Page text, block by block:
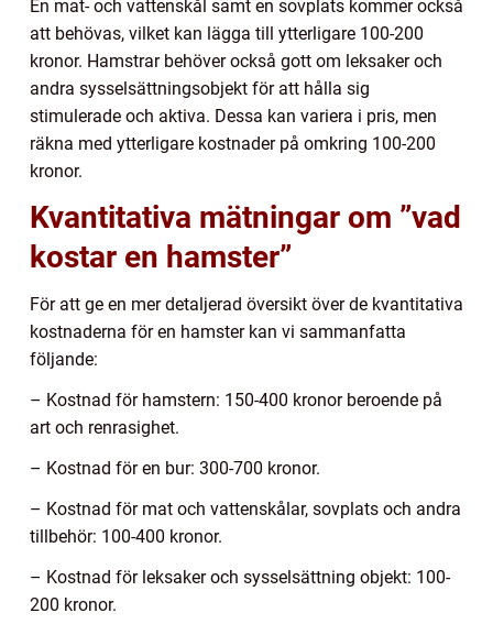
En mat- och vattenskål samt en sovplats kommer också
att behövas, vilket kan lägga till ytterligare 100-200
kronor. Hamstrar behöver också gott om leksaker och
andra sysselsättningsobjekt för att hålla sig
stimulerade och aktiva. Dessa kan variera i pris, men
räkna med ytterligare kostnader på omkring 100-200
kronor.
Kvantitativa mätningar om ”vad
kostar en hamster”
För att ge en mer detaljerad översikt över de kvantitativa
kostnaderna för en hamster kan vi sammanfatta
följande:
– Kostnad för hamstern: 150-400 kronor beroende på
art och renrasighet.
– Kostnad för en bur: 300-700 kronor.
– Kostnad för mat och vattenskålar, sovplats och andra
tillbehör: 100-400 kronor.
– Kostnad för leksaker och sysselsättning objekt: 100-
200 kronor.